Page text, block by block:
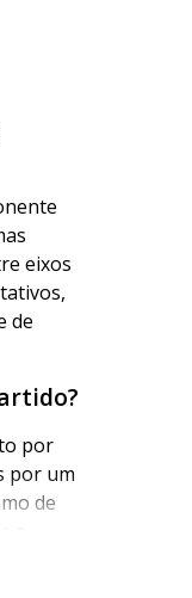
eixos
de
por
por um
de
em